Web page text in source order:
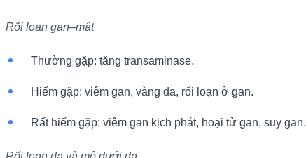
Rối loạn gan–mật
Thường gặp: tăng transaminase.
Hiếm gặp: viêm gan, vàng da, rối loạn ở gan.
Rất hiếm gặp: viêm gan kịch phát, hoại tử gan, suy gan.